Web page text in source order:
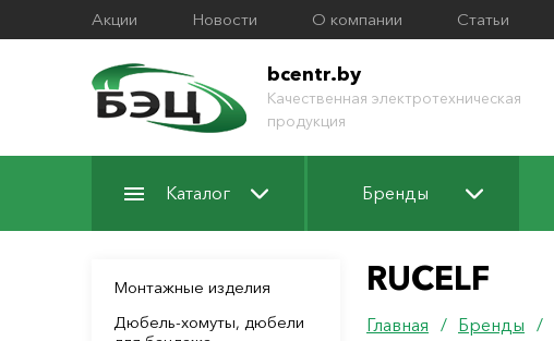
Акции Новости О компании Статьи
bcentr.by
Качественная электротехническая
продукция
Каталог Бренды
Монтажные изделия
Дюбель-хомуты, дюбели
RUCELF
Главная / Бренды /